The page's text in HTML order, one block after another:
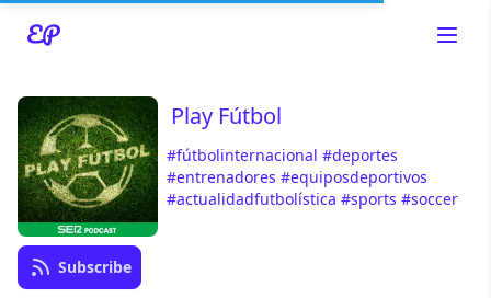
Read about our content policieshere
Play Fútbol
#fútbolinternacional #deportes
#entrenadores #equiposdeportivos
#actualidadfutbolística #sports #soccer
Subscribe